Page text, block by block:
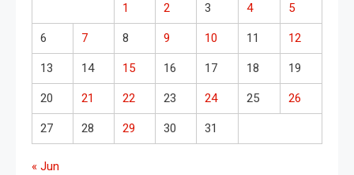
1 2 3 4 5
6 7 8 9 10 11 12
13 14 15 16 17 18 19
20 21 22 23 24 25 26
27 28 29 30 31
« Jun